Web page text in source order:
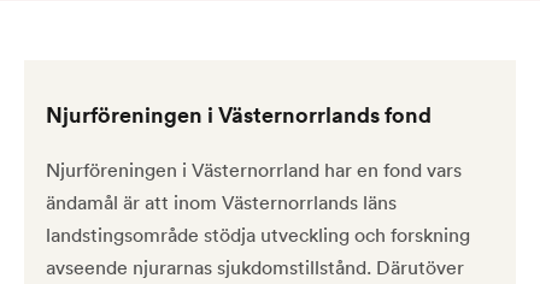
Njurföreningen i Västernorrlands fond
Njurföreningen i Västernorrland har en fond vars
ändamål är att inom Västernorrlands läns
landstingsområde stödja utveckling och forskning
avseende njurarnas sjukdomstillstånd. Därutöver